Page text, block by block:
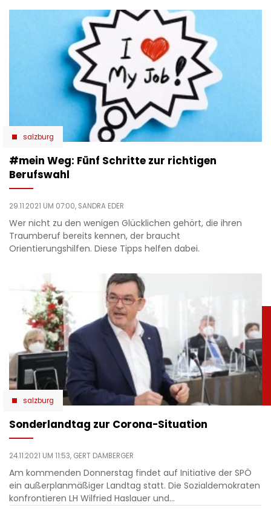
salzburg
#mein Weg: Fünf Schritte zur richtigen
Berufswahl
29.11.2021 UM 07:00, SANDRA EDER
Wer nicht zu den wenigen Glücklichen gehört, die ihren
Traumberuf bereits kennen, der braucht
Orientierungshilfen. Diese Tipps helfen dabei.
salzburg
Sonderlandtag zur Corona-Situation
24.11.2021 UM 11:53, GERT DAMBERGER
Am kommenden Donnerstag findet auf Initiative der SPÖ
ein außerplanmäßiger Landtag statt. Die Sozialdemokraten
konfrontieren LH Wilfried Haslauer und…